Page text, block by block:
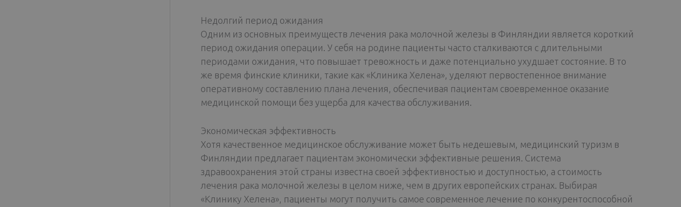
Недолгий период ожидания
Одним из основных преимуществ лечения рака молочной железы в Финляндии является короткий
период ожидания операции. У себя на родине пациенты часто сталкиваются с длительными
периодами ожидания, что повышает тревожность и даже потенциально ухудшает состояние. В то
же время финские клиники, такие как «Клиника Хелена», уделяют первостепенное внимание
оперативному составлению плана лечения, обеспечивая пациентам своевременное оказание
медицинской помощи без ущерба для качества обслуживания.
Экономическая эффективность
Хотя качественное медицинское обслуживание может быть недешевым, медицинский туризм в
Финляндии предлагает пациентам экономически эффективные решения. Система
здравоохранения этой страны известна своей эффективностью и доступностью, а стоимость
лечения рака молочной железы в целом ниже, чем в других европейских странах. Выбирая
«Клинику Хелена», пациенты могут получить самое современное лечение по конкурентоспособной